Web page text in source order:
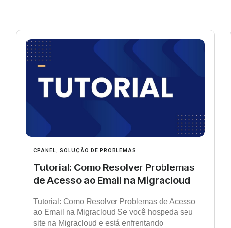
CPANEL SOLUÇÃO DE PROBLEMAS
Tutorial: Como Resolver Problemas
de Acesso ao Email na Migracloud
Tutorial: Como Resolver Problemas de Acesso
ao Email na Migracloud Se você hospeda seu
site na Migracloud e está enfrentando